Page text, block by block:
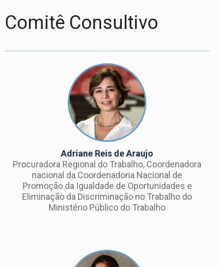
Comitê Consultivo
Adriane Reis de Araujo
Procuradora Regional do Trabalho, Coordenadora
nacional da Coordenadoria Nacional de
Promoção da Igualdade de Oportunidades e
Eliminação da Discriminação no Trabalho do
Ministério Público do Trabalho